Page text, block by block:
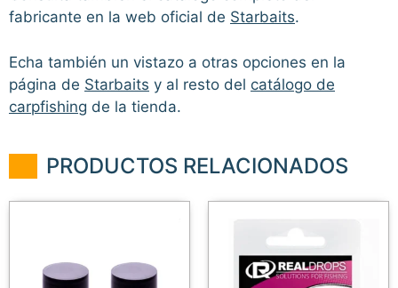
fabricante en la web oficial de Starbaits.
Echa también un vistazo a otras opciones en la
página de Starbaits y al resto del catálogo de
carpfishing de la tienda.
PRODUCTOS RELACIONADOS